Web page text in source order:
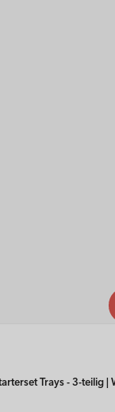
Trays - 3-teilig |